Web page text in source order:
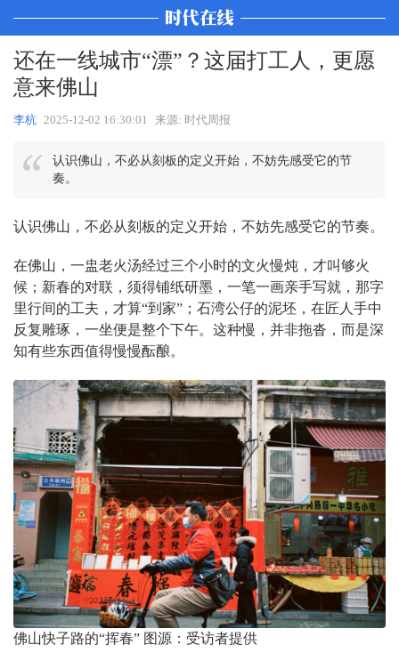
还在一线城市“漂”？这届打工人，更愿
意来佛山
李杭 2025-12-02 16:30:01 来源: 时代周报
认识佛山，不必从刻板的定义开始，不妨先感受它的节
奏。
认识佛山，不必从刻板的定义开始，不妨先感受它的节奏。
在佛山，一盅老火汤经过三个小时的文火慢炖，才叫够火
候；新春的对联，须得铺纸研墨，一笔一画亲手写就，那字
里行间的工夫，才算“到家”；石湾公仔的泥坯，在匠人手中
反复雕琢，一坐便是整个下午。这种慢，并非拖沓，而是深
知有些东西值得慢慢酝酿。
佛山快子路的“挥春” 图源：受访者提供